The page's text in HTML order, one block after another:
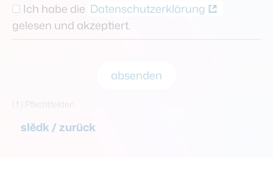
Ich habe die Datenschutzerklärung
gelesen und akzeptiert.
absenden
( ! ) Pflichtfelder!
slědk / zurück